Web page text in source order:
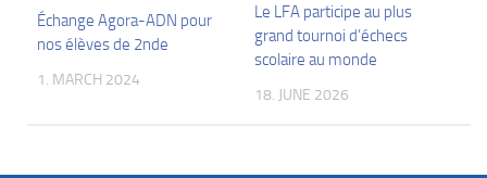
Échange Agora-ADN pour
nos élèves de 2nde
1. MARCH 2024
Le LFA participe au plus
grand tournoi d’échecs
scolaire au monde
18. JUNE 2026